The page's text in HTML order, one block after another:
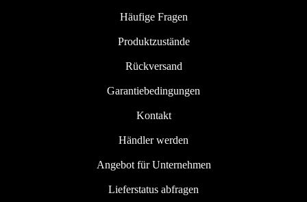
Häufige Fragen
Produktzustände
Rückversand
Garantiebedingungen
Kontakt
Händler werden
Angebot für Unternehmen
Lieferstatus abfragen